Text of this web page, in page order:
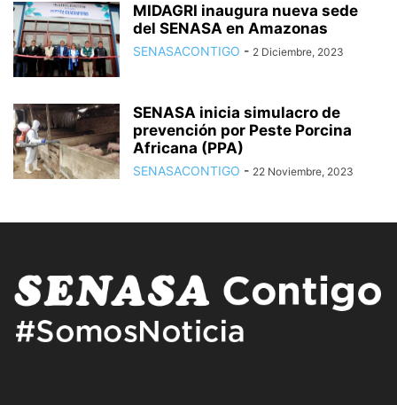
MIDAGRI inaugura nueva sede
del SENASA en Amazonas
SENASACONTIGO - 2 Diciembre, 2023
SENASA inicia simulacro de
prevención por Peste Porcina
Africana (PPA)
SENASACONTIGO - 22 Noviembre, 2023